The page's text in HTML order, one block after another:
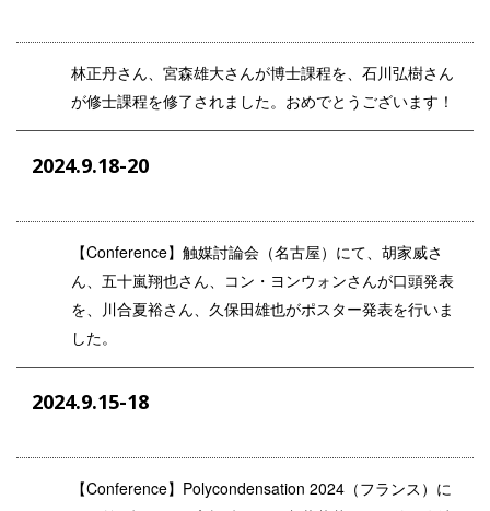
林正丹さん、宮森雄大さんが博士課程を、石川弘樹さん
が修士課程を修了されました。おめでとうございます！
2024.9.18-20
【Conference】触媒討論会（名古屋）にて、胡家威さ
ん、五十嵐翔也さん、コン・ヨンウォンさんが口頭発表
を、川合夏裕さん、久保田雄也がポスター発表を行いま
した。
2024.9.15-18
【Conference】Polycondensation 2024（フランス）に